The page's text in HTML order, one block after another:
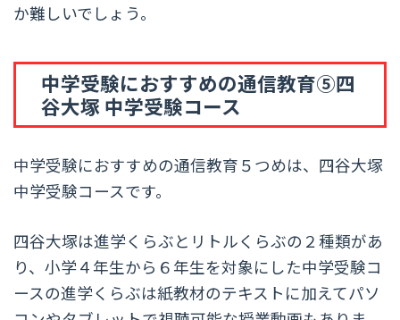
か難しいでしょう。
中学受験におすすめの通信教育⑤四
谷大塚 中学受験コース
中学受験におすすめの通信教育５つめは、四谷大塚
中学受験コースです。
四谷大塚は進学くらぶとリトルくらぶの２種類があ
り、小学４年生から６年生を対象にした中学受験コ
ースの進学くらぶは紙教材のテキストに加えてパソ